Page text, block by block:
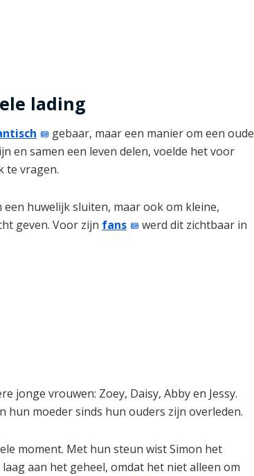
lading
gebaar, maar een manier om een oude
en samen een leven delen, voelde het voor
te vragen.
huwelijk sluiten, maar ook om kleine,
geven. Voor zijn fans
werd dit zichtbaar in
jonge vrouwen: Zoey, Daisy, Abby en Jessy.
hun moeder sinds hun ouders zijn overleden.
moment. Met hun steun wist Simon het
aan het geheel, omdat het niet alleen om